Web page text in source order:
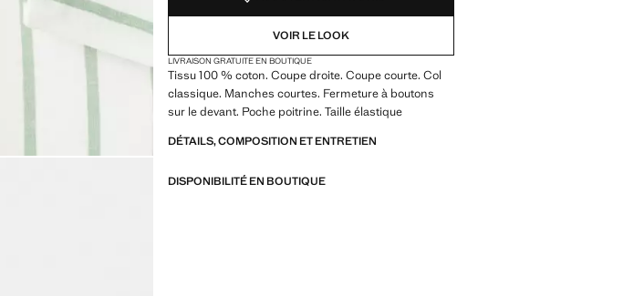
VOIR LE LOOK
LIVRAISON GRATUITE EN BOUTIQUE
Tissu 100 % coton. Coupe droite. Coupe courte. Col
classique. Manches courtes. Fermeture à boutons
sur le devant. Poche poitrine. Taille élastique
DÉTAILS, COMPOSITION ET ENTRETIEN
DISPONIBILITÉ EN BOUTIQUE